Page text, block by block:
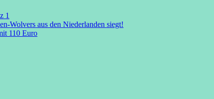
1
Wolvers aus den Niederlanden siegt!
110 Euro